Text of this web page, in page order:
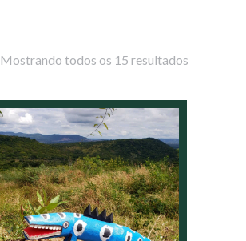
Mostrando todos os 15 resultados